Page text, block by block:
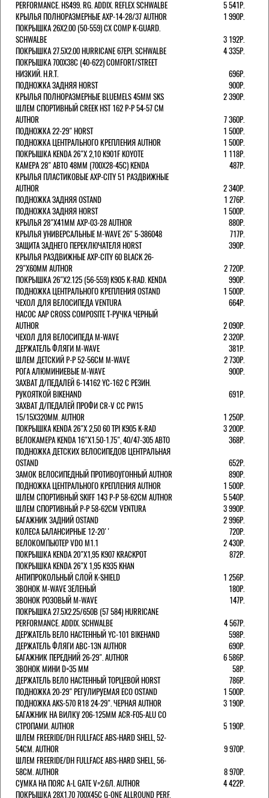
PERFORMANCE. HS499. RG. ADDIX. REFLEX SCHWALBE
5 541Р.
КРЫЛЬЯ ПОЛНОРАЗМЕРНЫЕ AXP-14-28/37 AUTHOR
1 990Р.
ПОКРЫШКА 26X2.00 (50-559) CX COMP K-GUARD.
SCHWALBE
3 192Р.
ПОКРЫШКА 27.5X2.00 HURRICANE 67EPI. SCHWALBE
4 335Р.
ПОКРЫШКА 700X38С (40-622) COMFORT/STREET
НИЗКИЙ. H.R.T.
696Р.
ПОДНОЖКА ЗАДНЯЯ HORST
900Р.
КРЫЛЬЯ ПОЛНОРАЗМЕРНЫЕ BLUEMELS 45MM SKS
2 390Р.
ШЛЕМ СПОРТИВНЫЙ CREEK HST 162 Р-Р 54-57 СМ
AUTHOR
7 360Р.
ПОДНОЖКА 22-29" HORST
1 500Р.
ПОДНОЖКА ЦЕНТРАЛЬНОГО КРЕПЛЕНИЯ AUTHOR
1 500Р.
ПОКРЫШКА KENDA 26"Х 2,10 K901F KOYOTE
1 118Р.
КАМЕРА 28" АВТО 48ММ (700Х28-45С) KENDA
487Р.
КРЫЛЬЯ ПЛАСТИКОВЫЕ AXP-CITY 51 РАЗДВИЖНЫЕ
AUTHOR
2 340Р.
ПОДНОЖКА ЗАДНЯЯ OSTAND
1 276Р.
ПОДНОЖКА ЗАДНЯЯ HORST
1 500Р.
КРЫЛЬЯ 28"Х41ММ AXP-03-28 AUTHOR
880Р.
КРЫЛЬЯ УНИВЕРСАЛЬНЫЕ M-WAVE 26" 5-386048
717Р.
ЗАЩИТА ЗАДНЕГО ПЕРЕКЛЮЧАТЕЛЯ HORST
390Р.
КРЫЛЬЯ РАЗДВИЖНЫЕ AXP-CITY 60 BLACK 26-
29"Х60ММ AUTHOR
2 720Р.
ПОКРЫШКА 26"Х2.125 (56-559) K905 K-RAD. KENDA
990Р.
ПОДНОЖКА ЦЕНТРАЛЬНОГО КРЕПЛЕНИЯ OSTAND
1 500Р.
ЧЕХОЛ ДЛЯ ВЕЛОСИПЕДА VENTURA
664Р.
НАСОС AAP CROSS COMPOSITE Т-РУЧКА ЧЕРНЫЙ
AUTHOR
2 090Р.
ЧЕХОЛ ДЛЯ ВЕЛОСИПЕДА M-WAVE
2 320Р.
ДЕРЖАТЕЛЬ ФЛЯГИ M-WAVE
381Р.
ШЛЕМ ДЕТСКИЙ Р-Р 52-56СМ M-WAVE
2 730Р.
РОГА АЛЮМИНИЕВЫЕ M-WAVE
900Р.
ЗАХВАТ Д/ПЕДАЛЕЙ 6-14162 YC-162 С РЕЗИН.
РУКОЯТКОЙ BIKEHAND
691Р.
ЗАХВАТ Д/ПЕДАЛЕЙ ПРОФИ CR-V CC PW15
15/15X320ММ. AUTHOR
1 250Р.
ПОКРЫШКА KENDA 26"Х 2,50 60 TPI K905 K-RAD
3 200Р.
ВЕЛОКАМЕРА KENDA 16"Х1.50-1.75", 40/47-305 АВТО
368Р.
ПОДНОЖКА ДЕТСКИХ ВЕЛОСИПЕДОВ ЦЕНТРАЛЬНАЯ
OSTAND
652Р.
ЗАМОК ВЕЛОСИПЕДНЫЙ ПРОТИВОУГОННЫЙ AUTHOR
890Р.
ПОДНОЖКА ЦЕНТРАЛЬНОГО КРЕПЛЕНИЯ AUTHOR
1 500Р.
ШЛЕМ СПОРТИВНЫЙ SKIFF 143 Р-Р 58-62СМ AUTHOR
5 540Р.
ШЛЕМ СПОРТИВНЫЙ Р-Р 58-62СМ VENTURA
3 990Р.
БАГАЖНИК ЗАДНИЙ OSTAND
2 996Р.
КОЛЕСА БАЛАНСИРНЫЕ 12-20''
720Р.
ВЕЛОКОМПЬЮТЕР VDO M1.1
2 430Р.
ПОКРЫШКА KENDA 20"Х1,95 K907 KRACKPOT
872Р.
ПОКРЫШКА KENDA 26"Х 1,95 K935 KHAN
АНТИПРОКОЛЬНЫЙ СЛОЙ K-SHIELD
1 256Р.
ЗВОНОК M-WAVE ЗЕЛЕНЫЙ
180Р.
ЗВОНОК РОЗОВЫЙ M-WAVE
147Р.
ПОКРЫШКА 27.5X2.25/650B (57 584) HURRICANE
PERFORMANCE. ADDIX. SCHWALBE
4 567Р.
ДЕРЖАТЕЛЬ ВЕЛО НАСТЕННЫЙ YC-101 BIKEHAND
598Р.
ДЕРЖАТЕЛЬ ФЛЯГИ ABC-13N AUTHOR
690Р.
БАГАЖНИК ПЕРЕДНИЙ 26-29". AUTHOR
6 586Р.
ЗВОНОК МИНИ D=35 ММ
58Р.
ДЕРЖАТЕЛЬ ВЕЛО НАСТЕННЫЙ ТОРЦЕВОЙ HORST
786Р.
ПОДНОЖКА 20-29" РЕГУЛИРУЕМАЯ ECO OSTAND
1 500Р.
ПОДНОЖКА AKS-570 R18 24-29". ЧЕРНАЯ AUTHOR
3 190Р.
БАГАЖНИК НА ВИЛКУ 206-125ММ ACR-F05-ALU СО
СТРОПАМИ. AUTHOR
5 190Р.
ШЛЕМ FREERIDE/DH FULLFACE ABS-HARD SHELL, 52-
54СМ. AUTHOR
9 970Р.
ШЛЕМ FREERIDE/DH FULLFACE ABS-HARD SHELL, 56-
58СМ. AUTHOR
8 970Р.
СУМКА НА ПОЯС A-L GATE V=2.6Л. AUTHOR
4 422Р.
ПОКРЫШКА 28X1.70 700X45C G-ONE ALLROUND PERF.